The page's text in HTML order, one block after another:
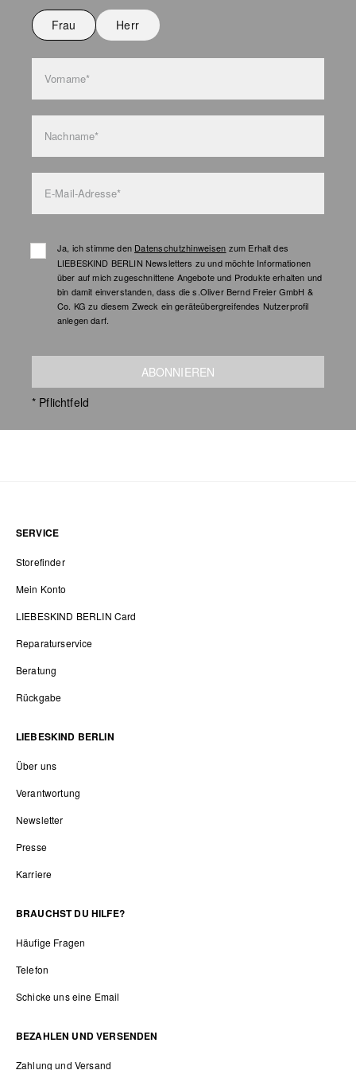
Frau Herr
Vorname*
Nachname*
E-Mail-Adresse*
Ja, ich stimme den Datenschutzhinweisen zum Erhalt des
LIEBESKIND BERLIN Newsletters zu und möchte Informationen
über auf mich zugeschnittene Angebote und Produkte erhalten und
bin damit einverstanden, dass die s.Oliver Bernd Freier GmbH &
Co. KG zu diesem Zweck ein geräteübergreifendes Nutzerprofil
anlegen darf.
ABONNIEREN
* Pflichtfeld
SERVICE
Storefinder
Mein Konto
LIEBESKIND BERLIN Card
Reparaturservice
Beratung
Rückgabe
LIEBESKIND BERLIN
Über uns
Verantwortung
Newsletter
Presse
Karriere
BRAUCHST DU HILFE?
Häufige Fragen
Telefon
Schicke uns eine Email
BEZAHLEN UND VERSENDEN
Zahlung und Versand